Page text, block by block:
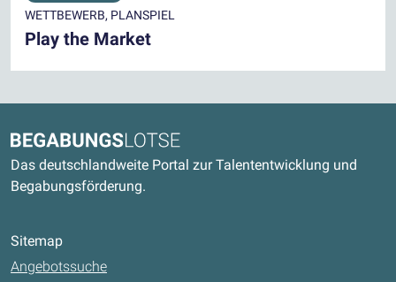
WETTBEWERB, PLANSPIEL
Play the Market
Begabungslotse
Das deutschlandweite Portal zur Talententwicklung und
Begabungsförderung.
Sitemap
Angebotssuche